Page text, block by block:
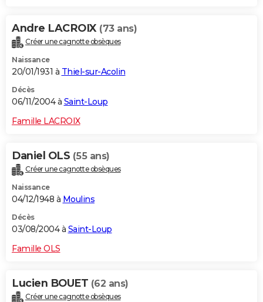
Andre LACROIX (73 ans)
Créer une cagnotte obsèques
Naissance
20/01/1931 à Thiel-sur-Acolin
Décès
06/11/2004 à Saint-Loup
Famille LACROIX
Daniel OLS (55 ans)
Créer une cagnotte obsèques
Naissance
04/12/1948 à Moulins
Décès
03/08/2004 à Saint-Loup
Famille OLS
Lucien BOUET (62 ans)
Créer une cagnotte obsèques